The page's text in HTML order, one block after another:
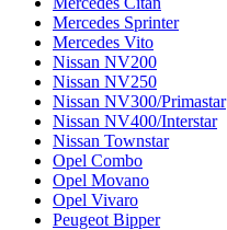
Mercedes Sprinter
Mercedes Vito
Nissan NV200
Nissan NV250
Nissan NV300/Primastar
Nissan NV400/Interstar
Nissan Townstar
Opel Combo
Opel Movano
Opel Vivaro
Peugeot Bipper